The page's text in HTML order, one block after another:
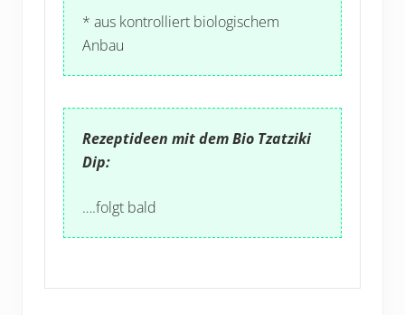
* aus kontrolliert biologischem
Anbau
Rezeptideen mit dem Bio Tzatziki
Dip:
….folgt bald